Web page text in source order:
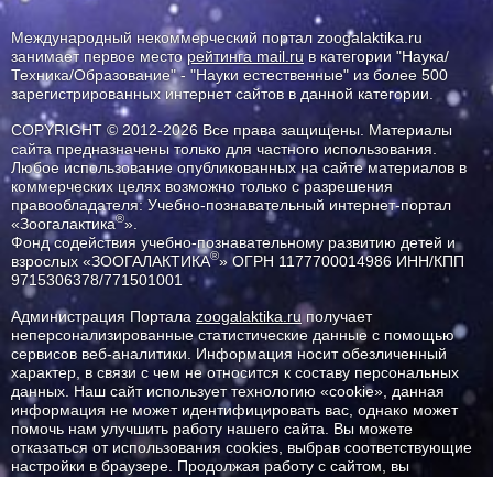
Международный некоммерческий портал zoogalaktika.ru
занимает первое месторейтинга mail.ru в категории "Наука/
Техника/Образование" - "Науки естественные" из более 500
зарегистрированных интернет сайтов в данной категории.
COPYRIGHT © 2012-2026 Все права защищены. Материалы
сайта предназначены только для частного использования.
Любое использование опубликованных на сайте материалов в
коммерческих целях возможно только с разрешения
правообладателя: Учебно-познавательный интернет-портал
«Зоогалактика®».
Фонд содействия учебно-познавательному развитию детей и
взрослых «ЗООГАЛАКТИКА®» ОГРН 1177700014986 ИНН/КПП
9715306378/771501001
Администрация Портала zoogalaktika.ruполучает
неперсонализированные статистические данные с помощью
сервисов веб-аналитики. Информация носит обезличенный
характер, в связи с чем не относится к составу персональных
данных. Наш сайт использует технологию «cookie», данная
информация не может идентифицировать вас, однако может
помочь нам улучшить работу нашего сайта. Вы можете
отказаться от использования cookies, выбрав соответствующие
настройки в браузере. Продолжая работу с сайтом, вы